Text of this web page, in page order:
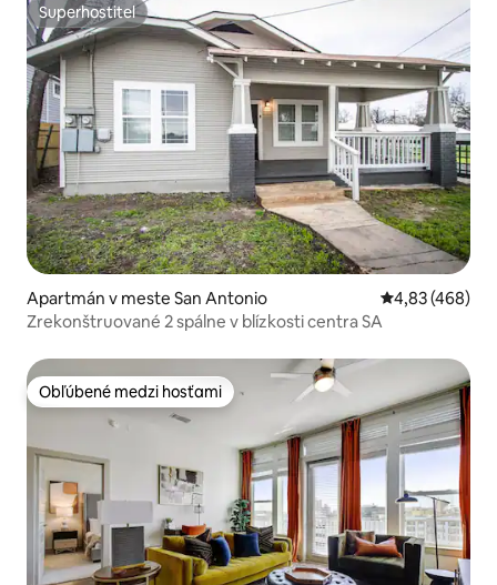
Superhostiteľ
Superhostiteľ
Apartmán v meste San Antonio Priemerné
4,83 (468)
Zrekonštruované 2 spálne v blízkosti centra SA
Obľúbené medzi hosťami
Obľúbené medzi hosťami